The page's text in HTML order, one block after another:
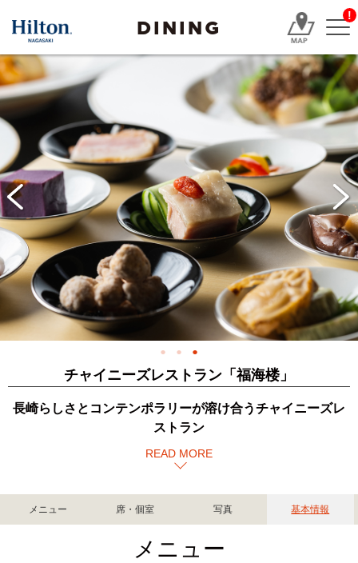
DINING
!
チャイニーズレストラン「福海楼」
長崎らしさとコンテンポラリーが溶け合うチャイニーズレ
ストラン
READ MORE
メニュー 席・個室 写真 基本情報
メニュー